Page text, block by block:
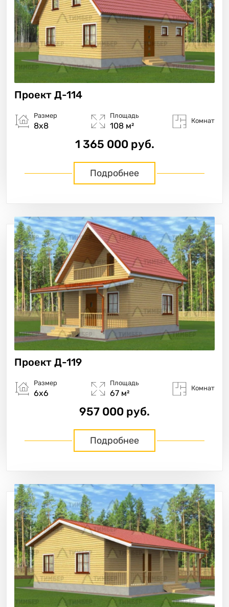
Проект Д-114
Размер
8х8
Площадь
108 м²
Комнат
1 365 000 руб.
Подробнее
Проект Д-119
Размер
6х6
Площадь
67 м²
Комнат
957 000 руб.
Подробнее